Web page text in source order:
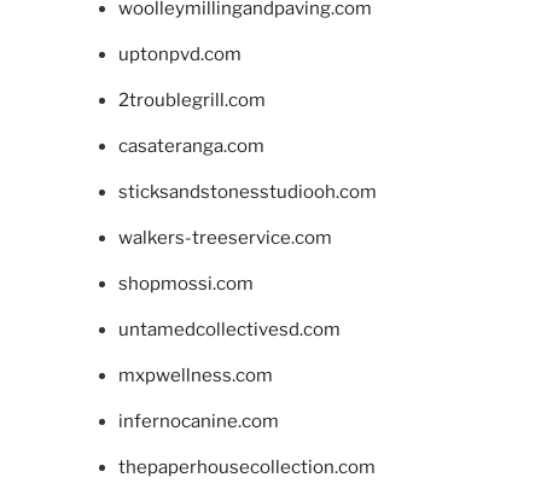
woolleymillingandpaving.com
uptonpvd.com
2troublegrill.com
casateranga.com
sticksandstonesstudiooh.com
walkers-treeservice.com
shopmossi.com
untamedcollectivesd.com
mxpwellness.com
infernocanine.com
thepaperhousecollection.com